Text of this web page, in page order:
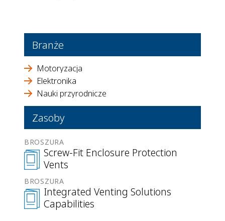
Branże
Motoryzacja
Elektronika
Nauki przyrodnicze
Zasoby
BROSZURA
Screw-Fit Enclosure Protection
Vents
BROSZURA
Integrated Venting Solutions
Capabilities